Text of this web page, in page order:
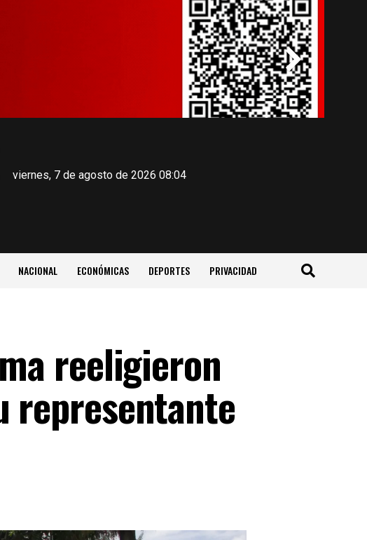
viernes, 7 de agosto de 2026 08:04
NACIONAL ECONÓMICAS DEPORTES PRIVACIDAD
reeligieron
representante